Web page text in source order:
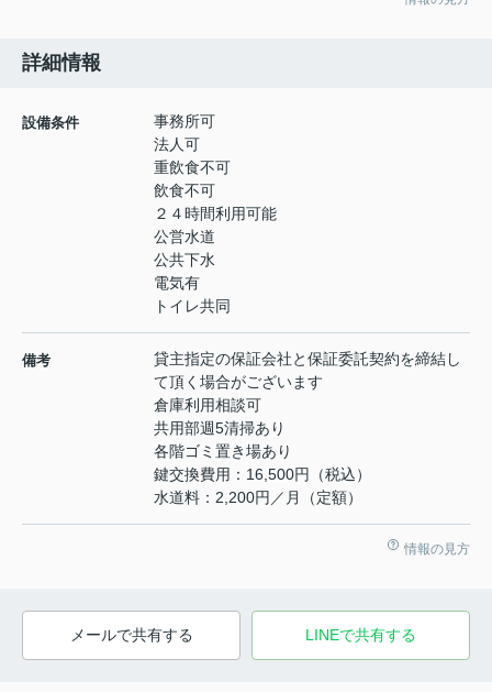
詳細情報
設備条件
事務所可
法人可
重飲食不可
飲食不可
２４時間利用可能
公営水道
公共下水
電気有
トイレ共同
備考
貸主指定の保証会社と保証委託契約を締結し
て頂く場合がございます
倉庫利用相談可
共用部週5清掃あり
各階ゴミ置き場あり
鍵交換費用：16,500円（税込）
水道料：2,200円／月（定額）
情報の見方
メールで共有する LINEで共有する